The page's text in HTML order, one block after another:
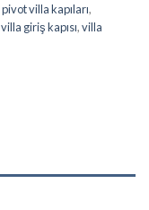
pivot villa kapıları,
villa giriş kapısı,villa